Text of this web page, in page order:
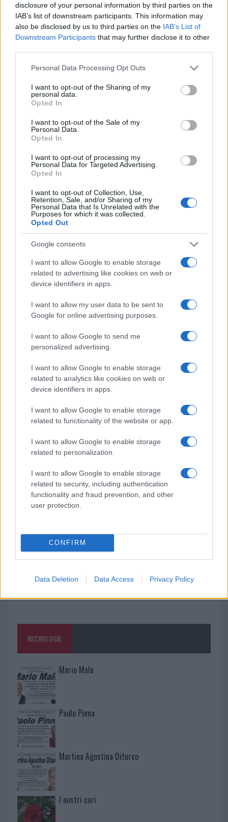
disclosure of your personal information by third parties on the
IAB’s list of downstream participants. This information may
also be disclosed by us to third parties on the IAB’s List of
Downstream Participants that may further disclose it to other
Please note that this website/app uses one or more Google
not limited to your visit or usage behaviour. You may click to
grant or deny consent to Google and its third-party tags to
use your data for below specified purposes in below Google
consent section.
Personal Data Processing Opt Outs
I want to opt-out of the Sharing of my
personal data.
Opted In
I want to opt-out of the Sale of my
Personal Data.
Opted In
I want to opt-out of processing my
Personal Data for Targeted Advertising.
Opted In
I want to opt-out of Collection, Use,
Retention, Sale, and/or Sharing of my
Personal Data that Is Unrelated with the
Purposes for which it was collected.
Opted Out
Google consents
I want to allow Google to enable storage
related to advertising like cookies on web or
device identifiers in apps.
I want to allow my user data to be sent to
Google for online advertising purposes.
I want to allow Google to send me
personalized advertising.
I want to allow Google to enable storage
related to analytics like cookies on web or
device identifiers in apps.
I want to allow Google to enable storage
related to functionality of the website or app.
I want to allow Google to enable storage
related to personalization.
I want to allow Google to enable storage
related to security, including authentication
functionality and fraud prevention, and other
user protection.
CONFIRM
Data Deletion Data Access Privacy Policy
Ricevi le nostre ultime news
daGoogle News
Condividi l'articolo
F
a
ce
b
o
o
k
T
w
te
r
Pi
n
re
W
s
p
p
S
re
Prossimo articolo
NOTIZIE RECENTI
Sangue, musica e solidarietà con Avis Olbia al
Delta Center
Meteo Olbia 9 agosto, temperature in calo
Salmo finisce in ospedale a Catania, ma il tour
va avanti: “Sicilia, ci sono”
Jovanotti, Gabry Ponte e Alfa: Olbia ombelico del
mondo per una notte
Giorgia Meloni a La Maddalena, la vicesindaco:
“Orgoglio e discrezione per visita privata̶…
Incendio nella notte a Olbia, a fuoco due furgoni
A fuoco un deposito con bombole, intervento dei
vigili del fuoco a Rudalza
NECROLOGIE
Mario Malu
Paolo Pinna
Martina Agostina Diturco
I nostri cari